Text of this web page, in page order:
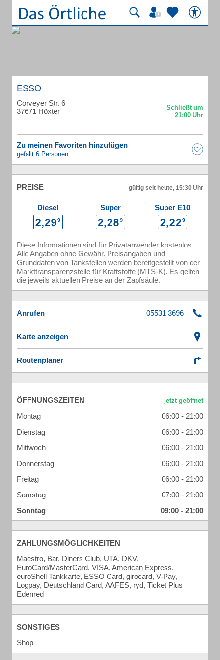
ESSO
Corveyer Str. 6
37671 Höxter
Zu meinen Favoriten hinzufügen
gefällt 6 Personen
PREISE gültig seit heute, 15:30 Uhr
Diesel Super Super E10
Diese Informationen sind für Privatanwender kostenlos.
Alle Angaben ohne Gewähr. Preisangaben und
Grunddaten von Tankstellen werden bereitgestellt von der
Markttransparenzstelle für Kraftstoffe (MTS-K). Es gelten
die jeweils aktuellen Preise an der Zapfsäule.
Anrufen
Karte anzeigen
Routenplaner
ÖFFNUNGSZEITEN
Montag
06:00 - 21:00
Dienstag
06:00 - 21:00
Mittwoch
06:00 - 21:00
Donnerstag
06:00 - 21:00
Freitag
06:00 - 21:00
Samstag
07:00 - 21:00
Sonntag
09:00 - 21:00
ZAHLUNGSMÖGLICHKEITEN
Maestro, Bar, Diners Club, UTA, DKV,
EuroCard/MasterCard, VISA, American Express,
euroShell Tankkarte, ESSO Card, girocard, V-Pay,
Logpay, Deutschland Card, AAFES, ryd, Ticket Plus
Edenred
SONSTIGES
Shop